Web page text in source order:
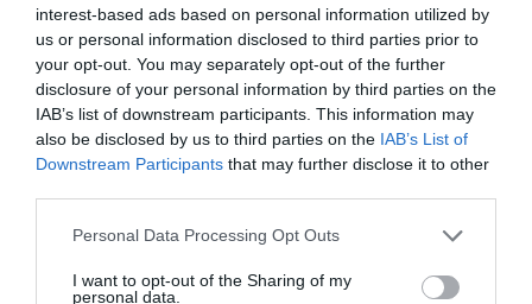
interest-based ads based on personal information utilized by
us or personal information disclosed to third parties prior to
your opt-out. You may separately opt-out of the further
disclosure of your personal information by third parties on the
IAB’s list of downstream participants. This information may
also be disclosed by us to third parties on the IAB’s List of
Downstream Participants that may further disclose it to other
Please note that this website/app uses one or more Google
not limited to your visit or usage behaviour. You may click to
Personal Data Processing Opt Outs
I want to opt-out of the Sharing of my
personal data.
A Magyar Posta 2021. április 30-tól kivezeti portfóliójából a
belföldi távirat és Posta-Világfax szolgáltatásokat. A távirat iránti
igény az elmúlt évtizedben jelentősen csökkent, számos európai…